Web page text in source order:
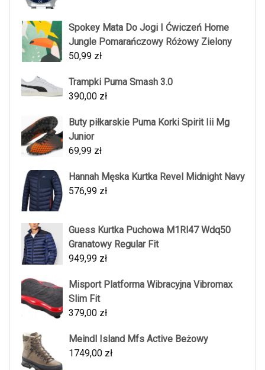
Spokey Mata Do Jogi I Ćwiczeń Home
Jungle Pomarańczowy Różowy Zielony
50,99 zł
Trampki Puma Smash 3.0
390,00 zł
Buty piłkarskie Puma Korki Spirit Iii Mg
Junior
69,99 zł
Hannah Męska Kurtka Revel Midnight Navy
576,99 zł
Guess Kurtka Puchowa M1Rl47 Wdq50
Granatowy Regular Fit
949,99 zł
Misport Platforma Wibracyjna Vibromax
Slim Fit
379,00 zł
Meindl Island Mfs Active Beżowy
1749,00 zł